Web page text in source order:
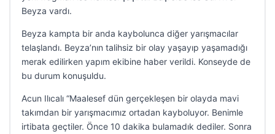
Beyza vardı.
Beyza kampta bir anda kaybolunca diğer yarışmacılar
telaşlandı. Beyza’nın talihsiz bir olay yaşayıp yaşamadığı
merak edilirken yapım ekibine haber verildi. Konseyde de
bu durum konuşuldu.
Acun Ilıcalı “Maalesef dün gerçekleşen bir olayda mavi
takımdan bir yarışmacımız ortadan kayboluyor. Benimle
irtibata geçtiler. Önce 10 dakika bulamadık dediler. Sonra